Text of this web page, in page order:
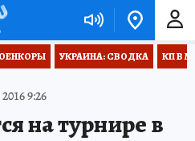
УКРАИНА: СВОДКА КП В
9:26
на турнире в